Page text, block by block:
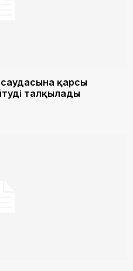
саудасына қарсы
талқылады